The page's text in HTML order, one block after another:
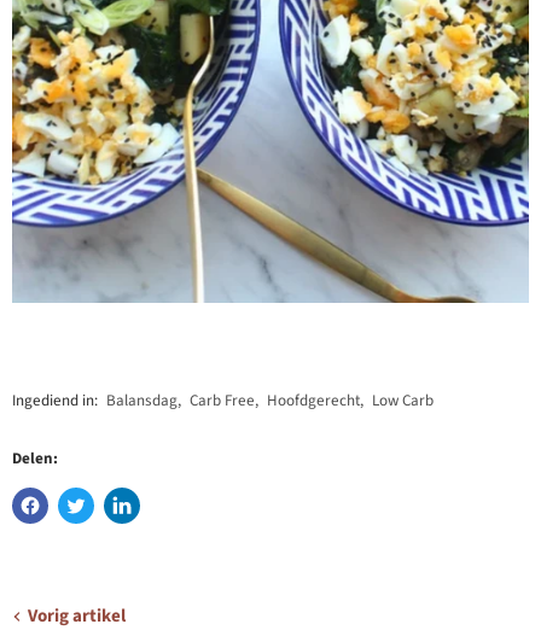
Ingediend in: Balansdag, Carb Free, Hoofdgerecht, Low Carb
Delen:
Vorig artikel